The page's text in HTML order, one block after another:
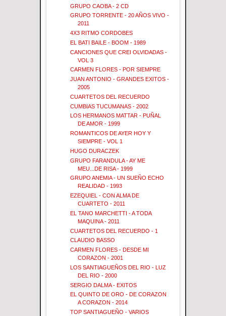
GRUPO CAOBA - 2 CD
GRUPO TORRENTE - 20 AÑOS VIVO -
2011
4X3 RITMO CORDOBES
EL BATI BAILE - BOOM - 1989
CANCIONES QUE CREI OLVIDADAS -
VOL 3
CARMEN FLORES - POR SIEMPRE
JUAN ANTONIO - GRANDES EXITOS -
2005
CUARTETOS DEL RECUERDO
CUMBIAS TUCUMANAS - 2002
LOS HERMANOS MATTAR - PUÑAL
DE AMOR - 1999
ROMANTICOS DE AYER HOY Y
SIEMPRE - VOL 1
HUGO DURACZEK
GRUPO FARANDULA - AY ME
MEU...DE RISA - 1999
GRUPO ANEMIA - UN SUEÑO ECHO
REALIDAD - 1993
EZEQUIEL - CON ALMA DE
CUARTETO - 2011
EL TANO MARCHETTI - A TODA
MAQUINA - 2011
CUARTETOS DEL RECUERDO - 1
CLAUDIO BASSO
CARMEN FLORES - DESDE MI
CORAZON - 2001
LOS SANTIAGUEÑOS DEL RIO - LUZ
DEL RIO - 2000
SERGIO DALMA - EXITOS
EL QUINTO DE ORO - DE CORAZON
A CORAZON - 2014
TOP SANTIAGUEÑO - VARIOS